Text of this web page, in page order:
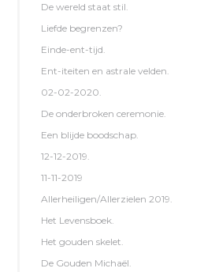
De wereld staat stil.
Liefde begrenzen?
Einde-ent-tijd.
Ent-iteiten en astrale velden.
02-02-2020.
De onderbroken ceremonie.
Een blijde boodschap.
12-12-2019.
11-11-2019
Allerheiligen/Allerzielen 2019.
Het Levensboek.
Het gouden skelet.
De Gouden Michaël.